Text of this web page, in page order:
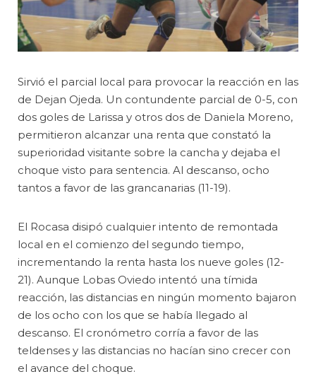
Sirvió el parcial local para provocar la reacción en las
de Dejan Ojeda. Un contundente parcial de 0-5, con
dos goles de Larissa y otros dos de Daniela Moreno,
permitieron alcanzar una renta que constató la
superioridad visitante sobre la cancha y dejaba el
choque visto para sentencia. Al descanso, ocho
tantos a favor de las grancanarias (11-19).
El Rocasa disipó cualquier intento de remontada
local en el comienzo del segundo tiempo,
incrementando la renta hasta los nueve goles (12-
21). Aunque Lobas Oviedo intentó una tímida
reacción, las distancias en ningún momento bajaron
de los ocho con los que se había llegado al
descanso. El cronómetro corría a favor de las
teldenses y las distancias no hacían sino crecer con
el avance del choque.